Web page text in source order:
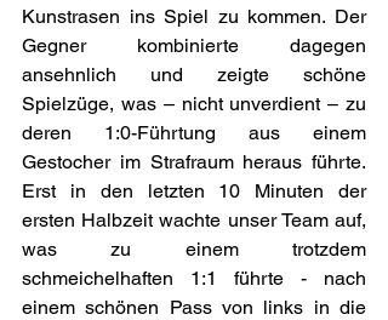
Kunstrasen ins Spiel zu kommen. Der
Gegner kombinierte dagegen
ansehnlich und zeigte schöne
Spielzüge, was – nicht unverdient – zu
deren 1:0-Führtung aus einem
Gestocher im Strafraum heraus führte.
Erst in den letzten 10 Minuten der
ersten Halbzeit wachte unser Team auf,
was zu einem trotzdem
schmeichelhaften 1:1 führte - nach
einem schönen Pass von links in die